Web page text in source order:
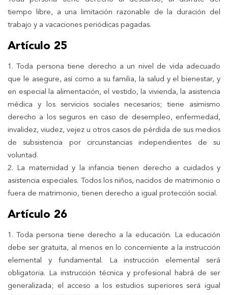
tiempo libre, a una limitación razonable de la duración del
trabajo y a vacaciones periódicas pagadas.
Artículo 25
1. Toda persona tiene derecho a un nivel de vida adecuado
que le asegure, así como a su familia, la salud y el bienestar, y
en especial la alimentación, el vestido, la vivienda, la asistencia
médica y los servicios sociales necesarios; tiene asimismo
derecho a los seguros en caso de desempleo, enfermedad,
invalidez, viudez, vejez u otros casos de pérdida de sus medios
de subsistencia por circunstancias independientes de su
voluntad.
2. La maternidad y la infancia tienen derecho a cuidados y
asistencia especiales. Todos los niños, nacidos de matrimonio o
fuera de matrimonio, tienen derecho a igual protección social.
Artículo 26
1. Toda persona tiene derecho a la educación. La educación
debe ser gratuita, al menos en lo concerniente a la instrucción
elemental y fundamental. La instrucción elemental será
obligatoria. La instrucción técnica y profesional habrá de ser
generalizada; el acceso a los estudios superiores será igual